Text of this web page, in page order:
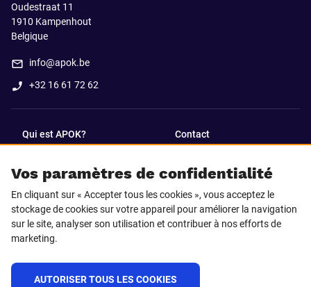
Vos paramètres de confidentialité
En cliquant sur « Accepter tous les cookies », vous acceptez le
stockage de cookies sur votre appareil pour améliorer la navigation
sur le site, analyser son utilisation et contribuer à nos efforts de
marketing.
AUTORISER TOUS LES COOKIES
Oudestraat 11
1910 Kampenhout
Belgique
info@apok.be
+32 16 61 72 62
Qui est APOK? Contact
SUIVEZ-NOUS SUR
Facebook LinkedIn